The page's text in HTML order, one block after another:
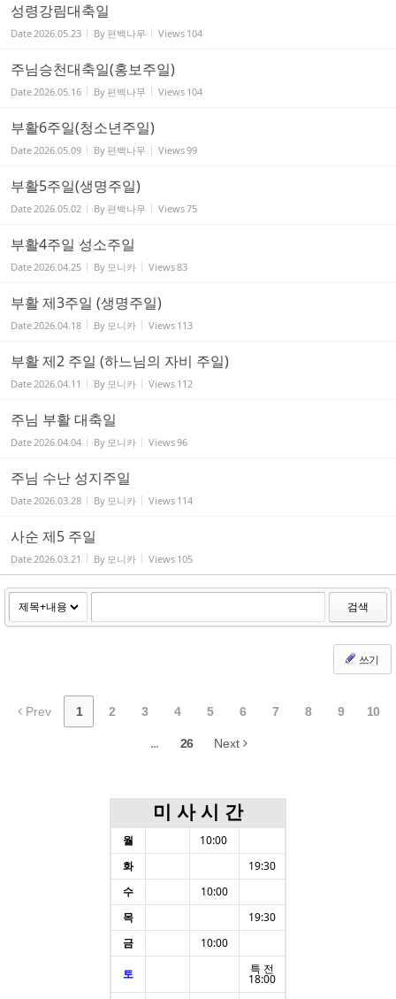
성령강림대축일
Date2026.05.23 By편백나무 Views 104
주님승천대축일(홍보주일)
Date2026.05.16 By편백나무 Views 104
부활6주일(청소년주일)
Date2026.05.09 By편백나무 Views99
부활5주일(생명주일)
Date2026.05.02 By편백나무 Views75
부활4주일 성소주일
Date2026.04.25 By 모니카 Views83
부활 제3주일 (생명주일)
Date2026.04.18 By 모니카 Views 113
부활 제2 주일 (하느님의 자비 주일)
Date2026.04.11 By 모니카 Views 112
주님 부활 대축일
Date2026.04.04 By 모니카 Views96
주님 수난 성지주일
Date2026.03.28 By 모니카 Views 114
사순 제5 주일
Date2026.03.21 By 모니카 Views 105
검색
쓰기
Prev 1 2 3 4 5 6 7 8 9 10
... 26 Next
미 사 시 간
월
10:00
화
19:30
수
10:00
목
19:30
금
10:00
토 특 전
18:00